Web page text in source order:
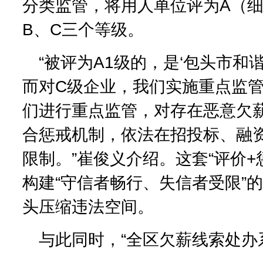
分类监管，将用人单位评为A（
B、C三个等级。
“被评为A1级的，是‘包头市和
而对C级企业，我们实施重点监
们进行重点监管，对存在恶意欠
合惩戒机制，依法在招投标、融
限制。”崔俊义介绍。这套“评价+
构建“守信者畅行、失信者受限”
头压缩违法空间。
与此同时，“全区欠薪线索处